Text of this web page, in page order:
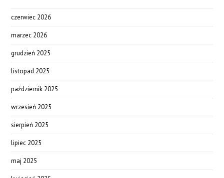
czerwiec 2026
marzec 2026
grudzień 2025
listopad 2025
październik 2025
wrzesień 2025
sierpień 2025
lipiec 2025
maj 2025